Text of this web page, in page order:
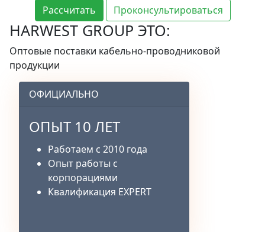
Рассчитать Проконсультироваться
HARWEST GROUP ЭТО:
Оптовые поставки кабельно-проводниковой
продукции
ОФИЦИАЛЬНО
ОПЫТ 10 ЛЕТ
Работаем с 2010 года
Опыт работы с
корпорациями
Квалификация EXPERT